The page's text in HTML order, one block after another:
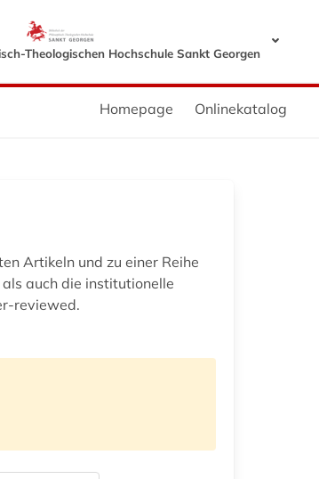
Theologischen Hochschule Sankt Georgen
Homepage Onlinekatalog
Artikeln und zu einer Reihe
auch die institutionelle
reviewed.